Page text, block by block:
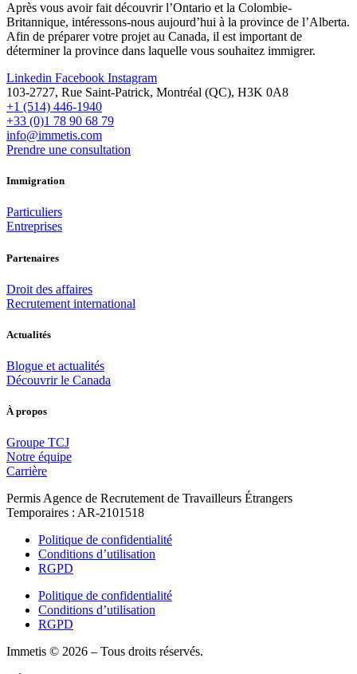
Après vous avoir fait découvrir l’Ontario et la Colombie-
Britannique, intéressons-nous aujourd’hui à la province de l’Alberta.
Afin de préparer votre projet au Canada, il est important de
déterminer la province dans laquelle vous souhaitez immigrer.
Linkedin Facebook Instagram
103-2727, Rue Saint-Patrick, Montréal (QC), H3K 0A8
+1 (514) 446-1940
+33 (0)1 78 90 68 79
info@immetis.com
Prendre une consultation
Immigration
Particuliers
Entreprises
Partenaires
Droit des affaires
Recrutement international
Actualités
Blogue et actualités
Découvrir le Canada
À propos
Groupe TCJ
Notre équipe
Carrière
Permis Agence de Recrutement de Travailleurs Étrangers
Temporaires : AR-2101518
Politique de confidentialité
Conditions d’utilisation
RGPD
Politique de confidentialité
Conditions d’utilisation
RGPD
Immetis © 2026 – Tous droits réservés.